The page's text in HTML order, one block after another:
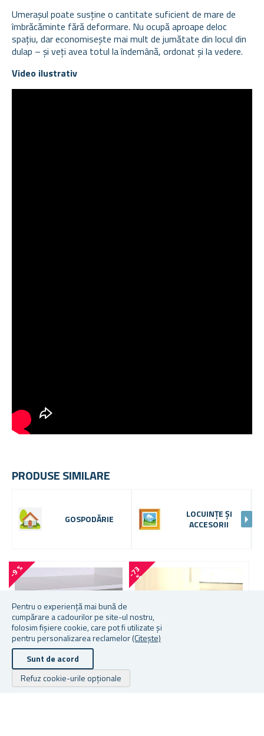
Pentru o experiență mai bună de
cumpărare a cadourilor pe site-ul nostru,
folosim fișiere cookie, care pot fi utilizate și
pentru personalizarea reclamelor(Citește)
Sunt de acord
Refuz cookie-urile opționale
Umerașul poate susține o cantitate suficient de mare de
îmbrăcăminte fără deformare. Nu ocupă aproape deloc
spațiu, dar economisește mai mult de jumătate din locul din
dulap – și veți avea totul la îndemână, ordonat și la vedere.
Video ilustrativ
PRODUSE SIMILARE
GOSPODĂRIE
LOCUINȚE ȘI
ACCESORII
-9 % -
7
3
%